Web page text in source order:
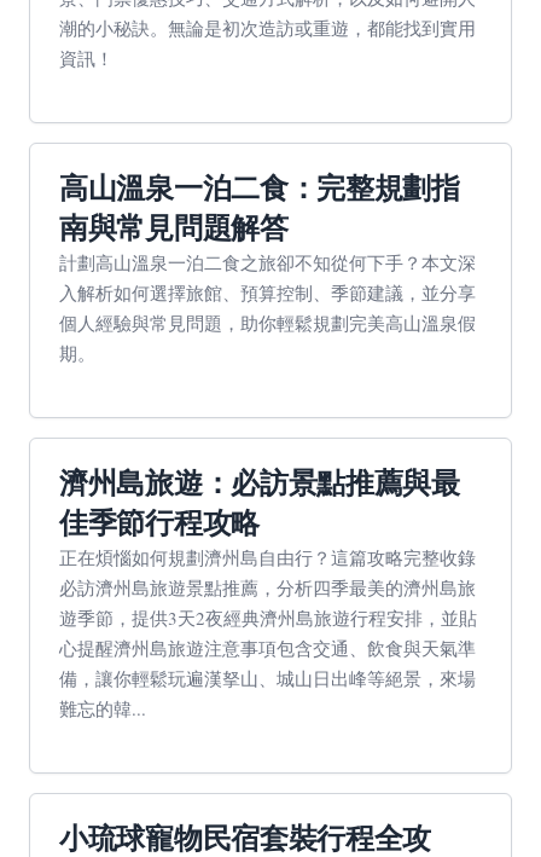
潮的小秘訣。無論是初次造訪或重遊，都能找到實用
資訊！
高山溫泉一泊二食：完整規劃指
南與常見問題解答
計劃高山溫泉一泊二食之旅卻不知從何下手？本文深
入解析如何選擇旅館、預算控制、季節建議，並分享
個人經驗與常見問題，助你輕鬆規劃完美高山溫泉假
期。
濟州島旅遊：必訪景點推薦與最
佳季節行程攻略
正在煩惱如何規劃濟州島自由行？這篇攻略完整收錄
必訪濟州島旅遊景點推薦，分析四季最美的濟州島旅
遊季節，提供3天2夜經典濟州島旅遊行程安排，並貼
心提醒濟州島旅遊注意事項包含交通、飲食與天氣準
備，讓你輕鬆玩遍漢拏山、城山日出峰等絕景，來場
難忘的韓...
小琉球寵物民宿套裝行程全攻